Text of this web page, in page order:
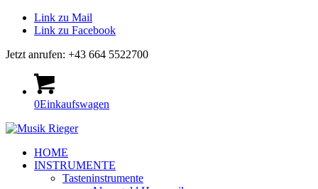
Link zu Mail
Link zu Facebook
Jetzt anrufen: +43 664 5522700
0Einkaufswagen
HOME
INSTRUMENTE
Tasteninstrumente